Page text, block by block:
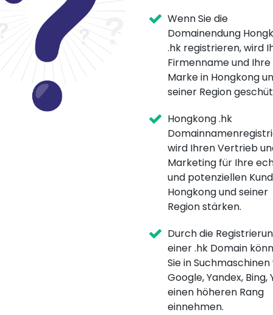
Wenn Sie die
Domainendung
.hk registrieren, wird
Firmenname und Ihre
Marke in Hongkong
seiner Region
Hongkong .hk
wird Ihren Vertrieb
Marketing für Ihre
und potenziellen
Hongkong und seiner
Region stärken.
Durch die
einer .hk Domain
Sie in Suchmaschinen
Google, Yandex, Bing,
einen höheren Rang
einnehmen.